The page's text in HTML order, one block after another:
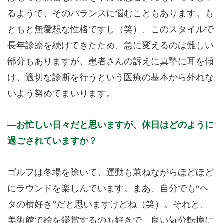
るようで、そのバランスに悩むこともあります。も
ともと無愛想な性格ですし（笑）、このスタイルで
長年診療を続けてきたため、急に変えるのは難しい
部分もありますが、患者さんの訴えに真摯に耳を傾
け、適切な診断を行うという医療の基本から外れな
いよう努めてまいります。
お忙しい日々だと思いますが、休日はどのように
過ごされていますか？
ゴルフは冬場を除いて、運動も兼ねながらほどほど
にラウンドを楽しんでいます。まあ、自分でも“ヘ
タの横好き”だと思いますけどね（笑）。それと、
美術館で絵を鑑賞するのも好きで、良い気分転換に